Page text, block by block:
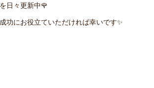
日々更新中🌹
功にお役立ていただければ幸いです✨